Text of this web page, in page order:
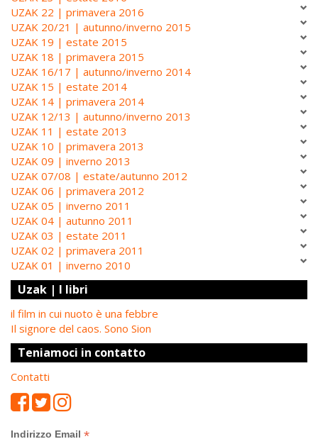
UZAK 22 | primavera 2016
UZAK 20/21 | autunno/inverno 2015
UZAK 19 | estate 2015
UZAK 18 | primavera 2015
UZAK 16/17 | autunno/inverno 2014
UZAK 15 | estate 2014
UZAK 14 | primavera 2014
UZAK 12/13 | autunno/inverno 2013
UZAK 11 | estate 2013
UZAK 10 | primavera 2013
UZAK 09 | inverno 2013
UZAK 07/08 | estate/autunno 2012
UZAK 06 | primavera 2012
UZAK 05 | inverno 2011
UZAK 04 | autunno 2011
UZAK 03 | estate 2011
UZAK 02 | primavera 2011
UZAK 01 | inverno 2010
Uzak | I libri
il film in cui nuoto è una febbre
Il signore del caos. Sono Sion
Teniamoci in contatto
Contatti
Indirizzo Email *